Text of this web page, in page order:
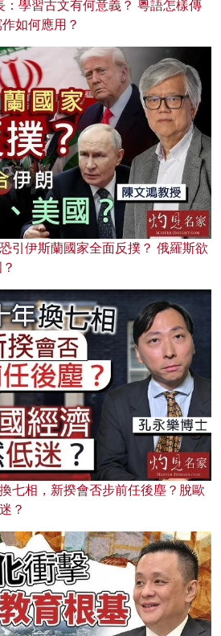
學習古文有何意義？ 粵語怎樣傳
如何應用？
引伊斯蘭國家全面反撲？ 俄羅斯欲
七相，新揆會否步前任後塵？脫歐
？